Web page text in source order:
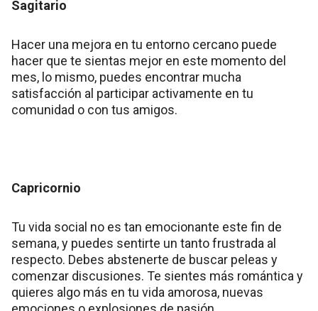
Sagitario
Hacer una mejora en tu entorno cercano puede
hacer que te sientas mejor en este momento del
mes, lo mismo, puedes encontrar mucha
satisfacción al participar activamente en tu
comunidad o con tus amigos.
Capricornio
Tu vida social no es tan emocionante este fin de
semana, y puedes sentirte un tanto frustrada al
respecto. Debes abstenerte de buscar peleas y
comenzar discusiones. Te sientes más romántica y
quieres algo más en tu vida amorosa, nuevas